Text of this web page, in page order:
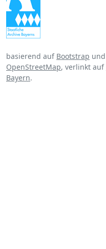
basierend auf Bootstrap und
OpenStreetMap, verlinkt auf
Bayern.